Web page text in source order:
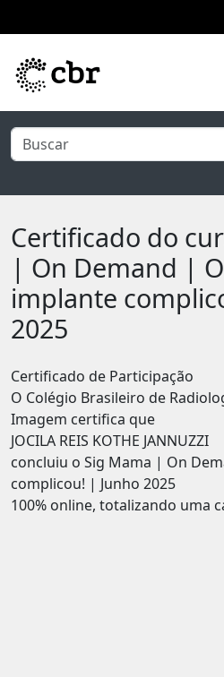
Certificado do
| On Demand |
implante
2025
Certificado de Participação
O Colégio Brasileiro de
Imagem certifica que
JOCILA REIS KOTHE JANNUZZI
concluiu o Sig Mama | On
complicou! | Junho 2025
100% online, totalizando uma